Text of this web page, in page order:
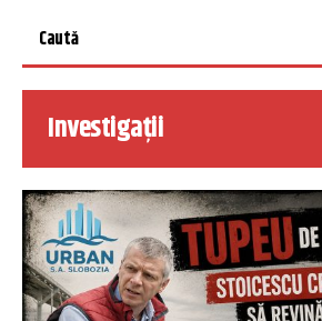
Investigații